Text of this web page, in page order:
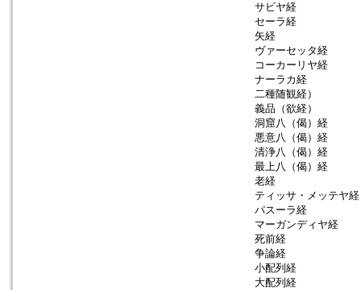
サビヤ経
セーラ経
矢経
ヴァーセッタ経
コーカーリヤ経
ナーラカ経
二種随観経）
義品（欲経）
洞窟八（偈）経
悪意八（偈）経
清浄八（偈）経
最上八（偈）経
老経
ティッサ・メッテヤ経
パスーラ経
マーガンディヤ経
死前経
争論経
小配列経
大配列経